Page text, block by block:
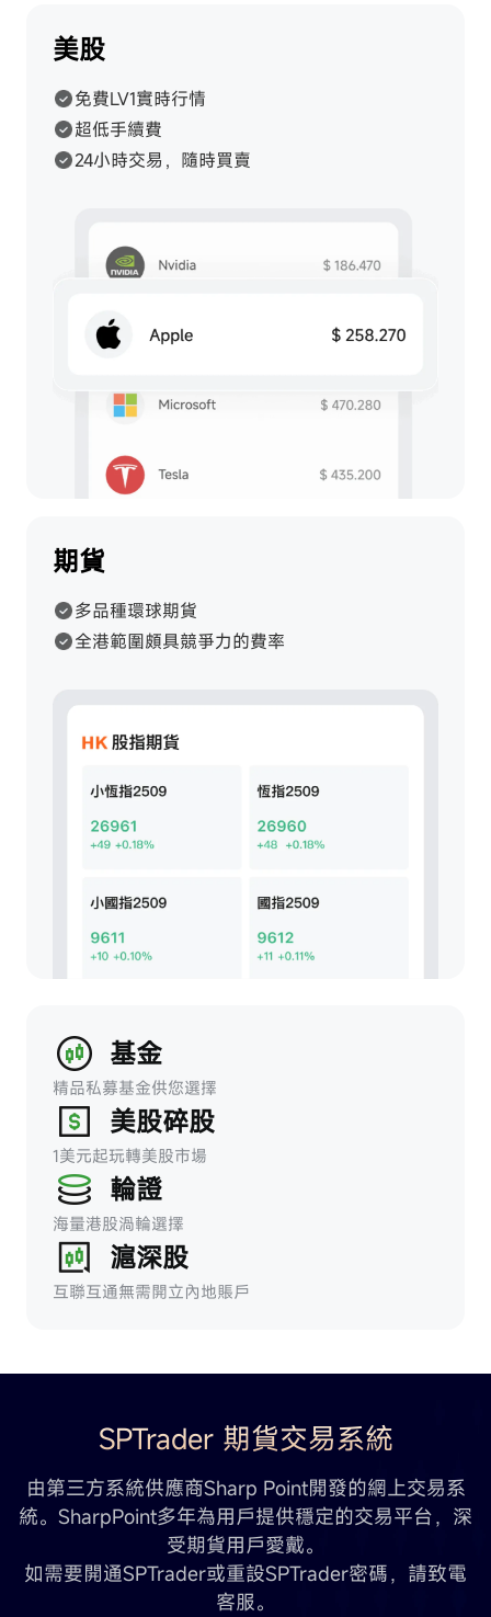
美股
免費LV1實時行情
超低手續費
24小時交易，隨時買賣
期貨
多品種環球期貨
全港範圍頗具競爭力的費率
基金
精品私募基金供您選擇
美股碎股
1美元起玩轉美股市場
輪證
海量港股渦輪選擇
滬深股
互聯互通無需開立內地賬戶
SPTrader 期貨交易系統
由第三方系統供應商Sharp Point開發的網上交易系
統。SharpPoint多年為用戶提供穩定的交易平台，深
受期貨用戶愛戴。
如需要開通SPTrader或重設SPTrader密碼，請致電
客服。